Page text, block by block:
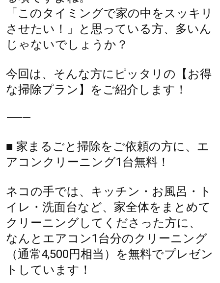
「このタイミングで家の中をスッキリ
させたい！」と思っている方、多いん
じゃないでしょうか？
今回は、そんな方にピッタリの【お得
な掃除プラン】をご紹介します！
⸻
■ 家まるごと掃除をご依頼の方に、エ
アコンクリーニング1台無料！
ネコの手では、キッチン・お風呂・ト
イレ・洗面台など、家全体をまとめて
クリーニングしてくださった方に、
なんとエアコン1台分のクリーニング
（通常4,500円相当）を無料でプレゼン
トしています！